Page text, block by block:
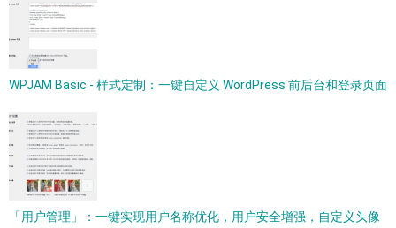
WPJAM Basic - 样式定制：一键自定义 WordPress 前后台和登录页面
「用户管理」：一键实现用户名称优化，用户安全增强，自定义头像